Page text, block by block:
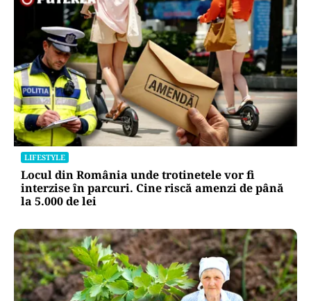
LIFESTYLE
Unde trebuie pus muștarul în frigider după ce l-
ai deschis. Greșeala pe care mulți nu o știau